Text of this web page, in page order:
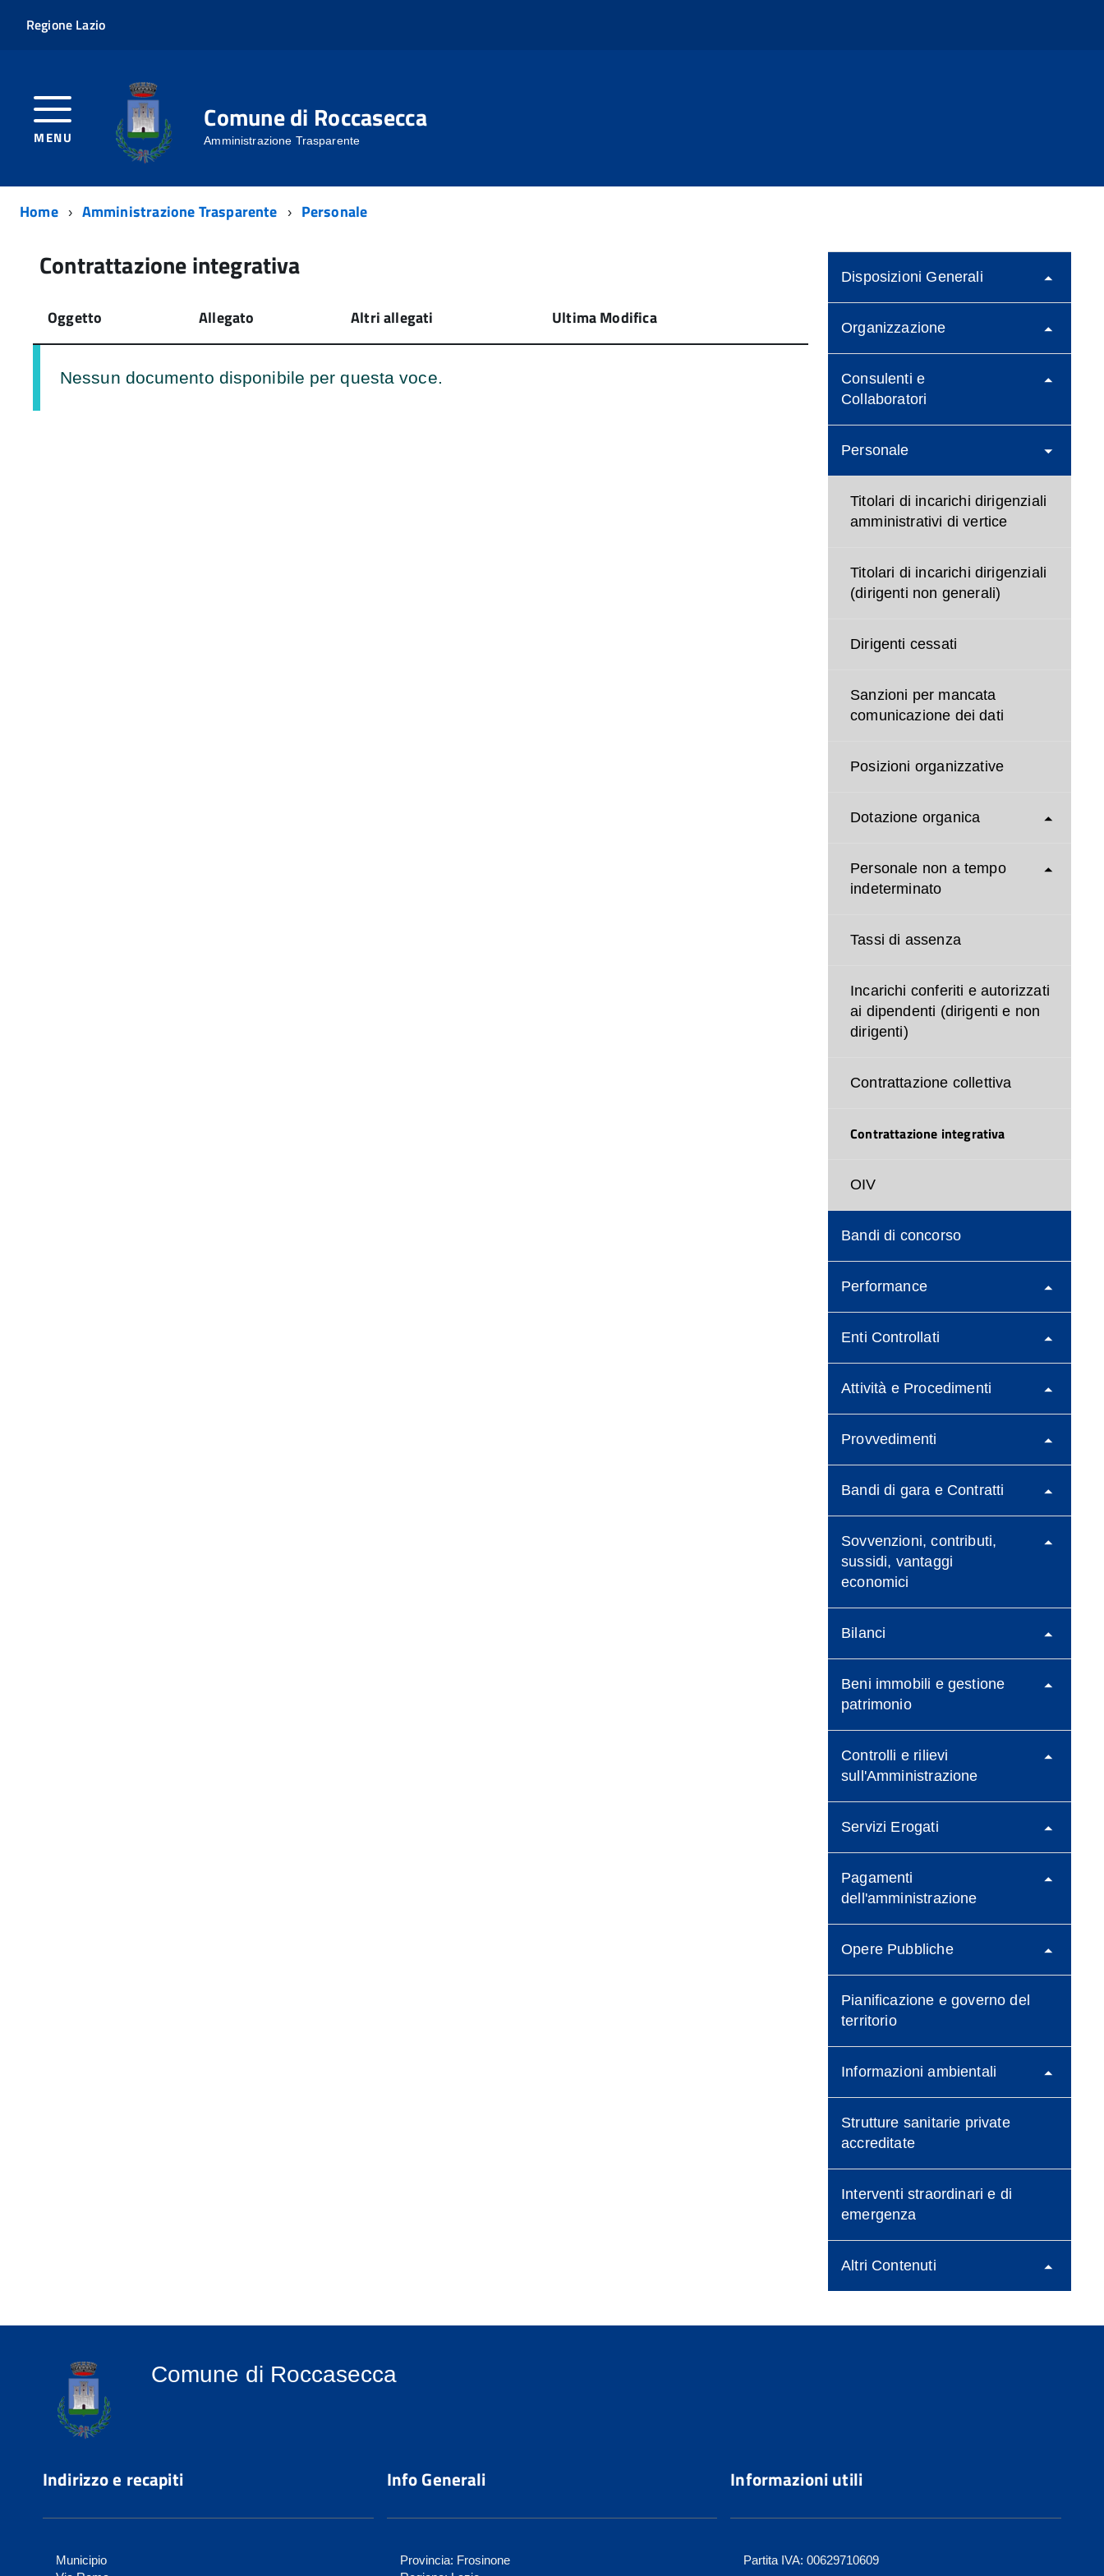
Regione Lazio
MENU
Comune di Roccasecca
Amministrazione Trasparente
Home Amministrazione Trasparente Personale
Contrattazione integrativa
Oggetto Allegato Altri allegati Ultima Modifica
Nessun documento disponibile per questa voce.
Disposizioni Generali
Organizzazione
Consulenti e
Collaboratori
Personale
Titolari di incarichi dirigenziali
amministrativi di vertice
Titolari di incarichi dirigenziali
(dirigenti non generali)
Dirigenti cessati
Sanzioni per mancata
comunicazione dei dati
Posizioni organizzative
Dotazione organica
Personale non a tempo
indeterminato
Tassi di assenza
Incarichi conferiti e autorizzati
ai dipendenti (dirigenti e non
dirigenti)
Contrattazione collettiva
Contrattazione integrativa
OIV
Bandi di concorso
Performance
Enti Controllati
Attività e Procedimenti
Provvedimenti
Bandi di gara e Contratti
Sovvenzioni, contributi,
sussidi, vantaggi
economici
Bilanci
Beni immobili e gestione
patrimonio
Controlli e rilievi
sull'Amministrazione
Servizi Erogati
Pagamenti
dell'amministrazione
Opere Pubbliche
Pianificazione e governo del
territorio
Informazioni ambientali
Strutture sanitarie private
accreditate
Interventi straordinari e di
emergenza
Altri Contenuti
Comune di Roccasecca
Indirizzo e recapiti
Municipio
Info Generali
Provincia: Frosinone
Informazioni utili
Partita IVA: 00629710609